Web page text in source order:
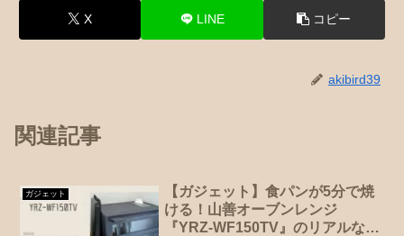
X LINE コピー
akibird39
関連記事
ガジェット
【ガジェット】食パンが5分で焼
ける！山善オーブンレンジ
『YRZ-WF150TV』のリアルな口